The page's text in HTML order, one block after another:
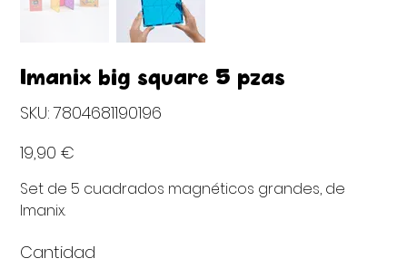
Imanix big square 5 pzas
SKU:
7804681190196
7804681190196
19,90 €
Set de 5 cuadrados magnéticos grandes, de
Imanix.
Cantidad